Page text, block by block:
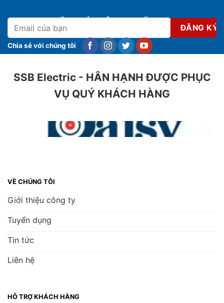
ĐĂNG KÝ NHẬN KHUYẾN MẠI
Chia sẻ với chúng tôi
SSB Electric - HÂN HẠNH ĐƯỢC PHỤC
VỤ QUÝ KHÁCH HÀNG
VỀ CHÚNG TÔI
Giới thiệu công ty
Tuyển dụng
Tin tức
Liên hệ
HỖ TRỢ KHÁCH HÀNG